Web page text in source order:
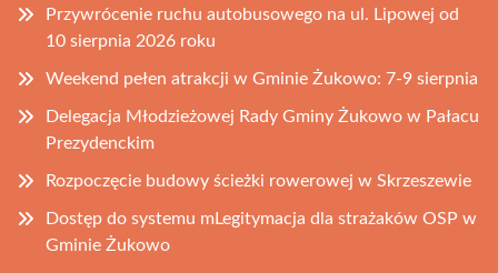
Przywrócenie ruchu autobusowego na ul. Lipowej od
10 sierpnia 2026 roku
Weekend pełen atrakcji w Gminie Żukowo: 7-9 sierpnia
Delegacja Młodzieżowej Rady Gminy Żukowo w Pałacu
Prezydenckim
Rozpoczęcie budowy ścieżki rowerowej w Skrzeszewie
Dostęp do systemu mLegitymacja dla strażaków OSP w
Gminie Żukowo